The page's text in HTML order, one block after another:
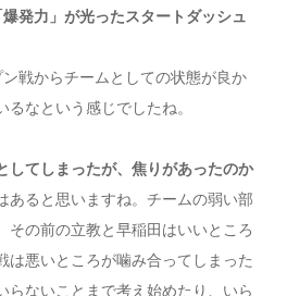
発力」が光ったスタートダッシュ
戦からチームとしての状態が良か
なという感じでしたね。
してしまったが、焦りがあったのか
あると思いますね。チームの弱い部
その前の立教と早稲田はいいところ
は悪いところが噛み合ってしまった
らないことまで考え始めたり、いら